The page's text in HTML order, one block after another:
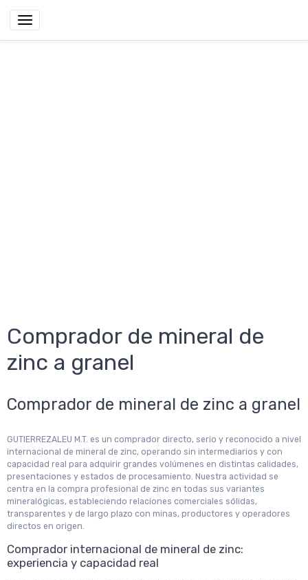
Comprador de mineral de
zinc a granel
Comprador de mineral de zinc a granel
GUTIERREZALEU M.T. es un comprador directo, serio y reconocido a nivel
internacional de mineral de zinc, operando sin intermediarios y con
capacidad real para adquirir grandes volúmenes en distintas calidades,
presentaciones y estados de procesamiento. Nuestra actividad se
centra en la compra profesional de zinc en todas sus variantes
mineralógicas, estableciendo relaciones comerciales sólidas,
transparentes y de largo plazo con minas, productores y operadores
directos en origen.
Comprador internacional de mineral de zinc:
experiencia y capacidad real